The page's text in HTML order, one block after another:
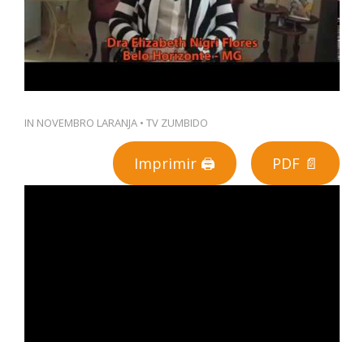
IN NOVEMBRO LARANJA • TV ZUMBIDO
Imprimir 🖨 PDF 📄